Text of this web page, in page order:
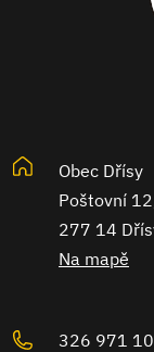
Obec Dřísy
Poštovní
277 14
Na mapě
326 971